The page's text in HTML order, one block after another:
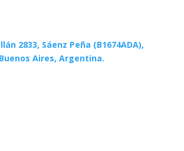
2833, Sáenz Peña (B1674ADA),
Buenos Aires, Argentina.